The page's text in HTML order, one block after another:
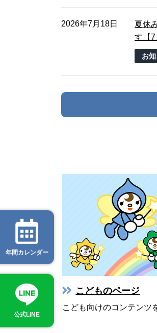
2026年7月18日
夏休
す【7
お
こどものページ
こども向けのコンテンツ
年間カレンダー
公式LINE